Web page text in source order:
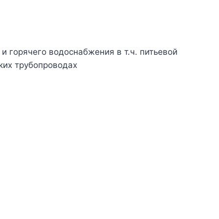
горячего водоснабжения в т.ч. питьевой
трубопроводах